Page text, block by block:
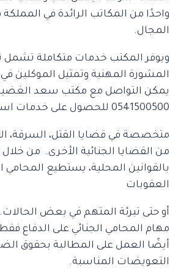
واحدًا من المكاتب الرائدة في المملكة
المجال.
ويوفر المكتب خدمات متكاملة تشمل
المشورة المهنية وتمثيل الموكلين
يمكن التواصل مع مكتب سعد
0541500500 للحصول على خدمات استشارية
متخصصة في قضايا القتل، السرقة،
من القضايا الجنائية الأخرى. من خلال
بالقوانين المحلية، يستطيع المحامي
العقوبات
أو حتى تبرئة المتهم في بعض
مهام المحامي الجنائي على الدفاع
أيضًا العمل على المطالبة بحقوق
التعويضات المناسبة.